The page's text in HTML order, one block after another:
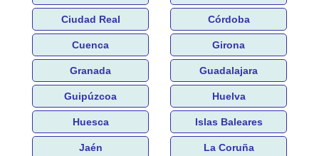
Ciudad Real Córdoba
Cuenca Girona
Granada Guadalajara
Guipúzcoa Huelva
Huesca Islas Baleares
Jaén La Coruña